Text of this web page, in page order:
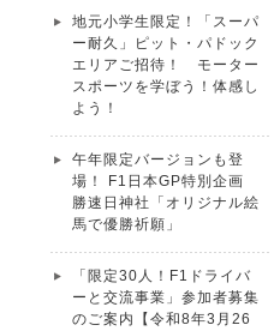
地元小学生限定！「スーパ
ー耐久」ピット・パドック
エリアご招待！ モーター
スポーツを学ぼう！体感し
よう！
午年限定バージョンも登
場！ F1日本GP特別企画
勝速日神社「オリジナル絵
馬で優勝祈願」
「限定30人！F1ドライバ
ーと交流事業」参加者募集
のご案内【令和8年3月26